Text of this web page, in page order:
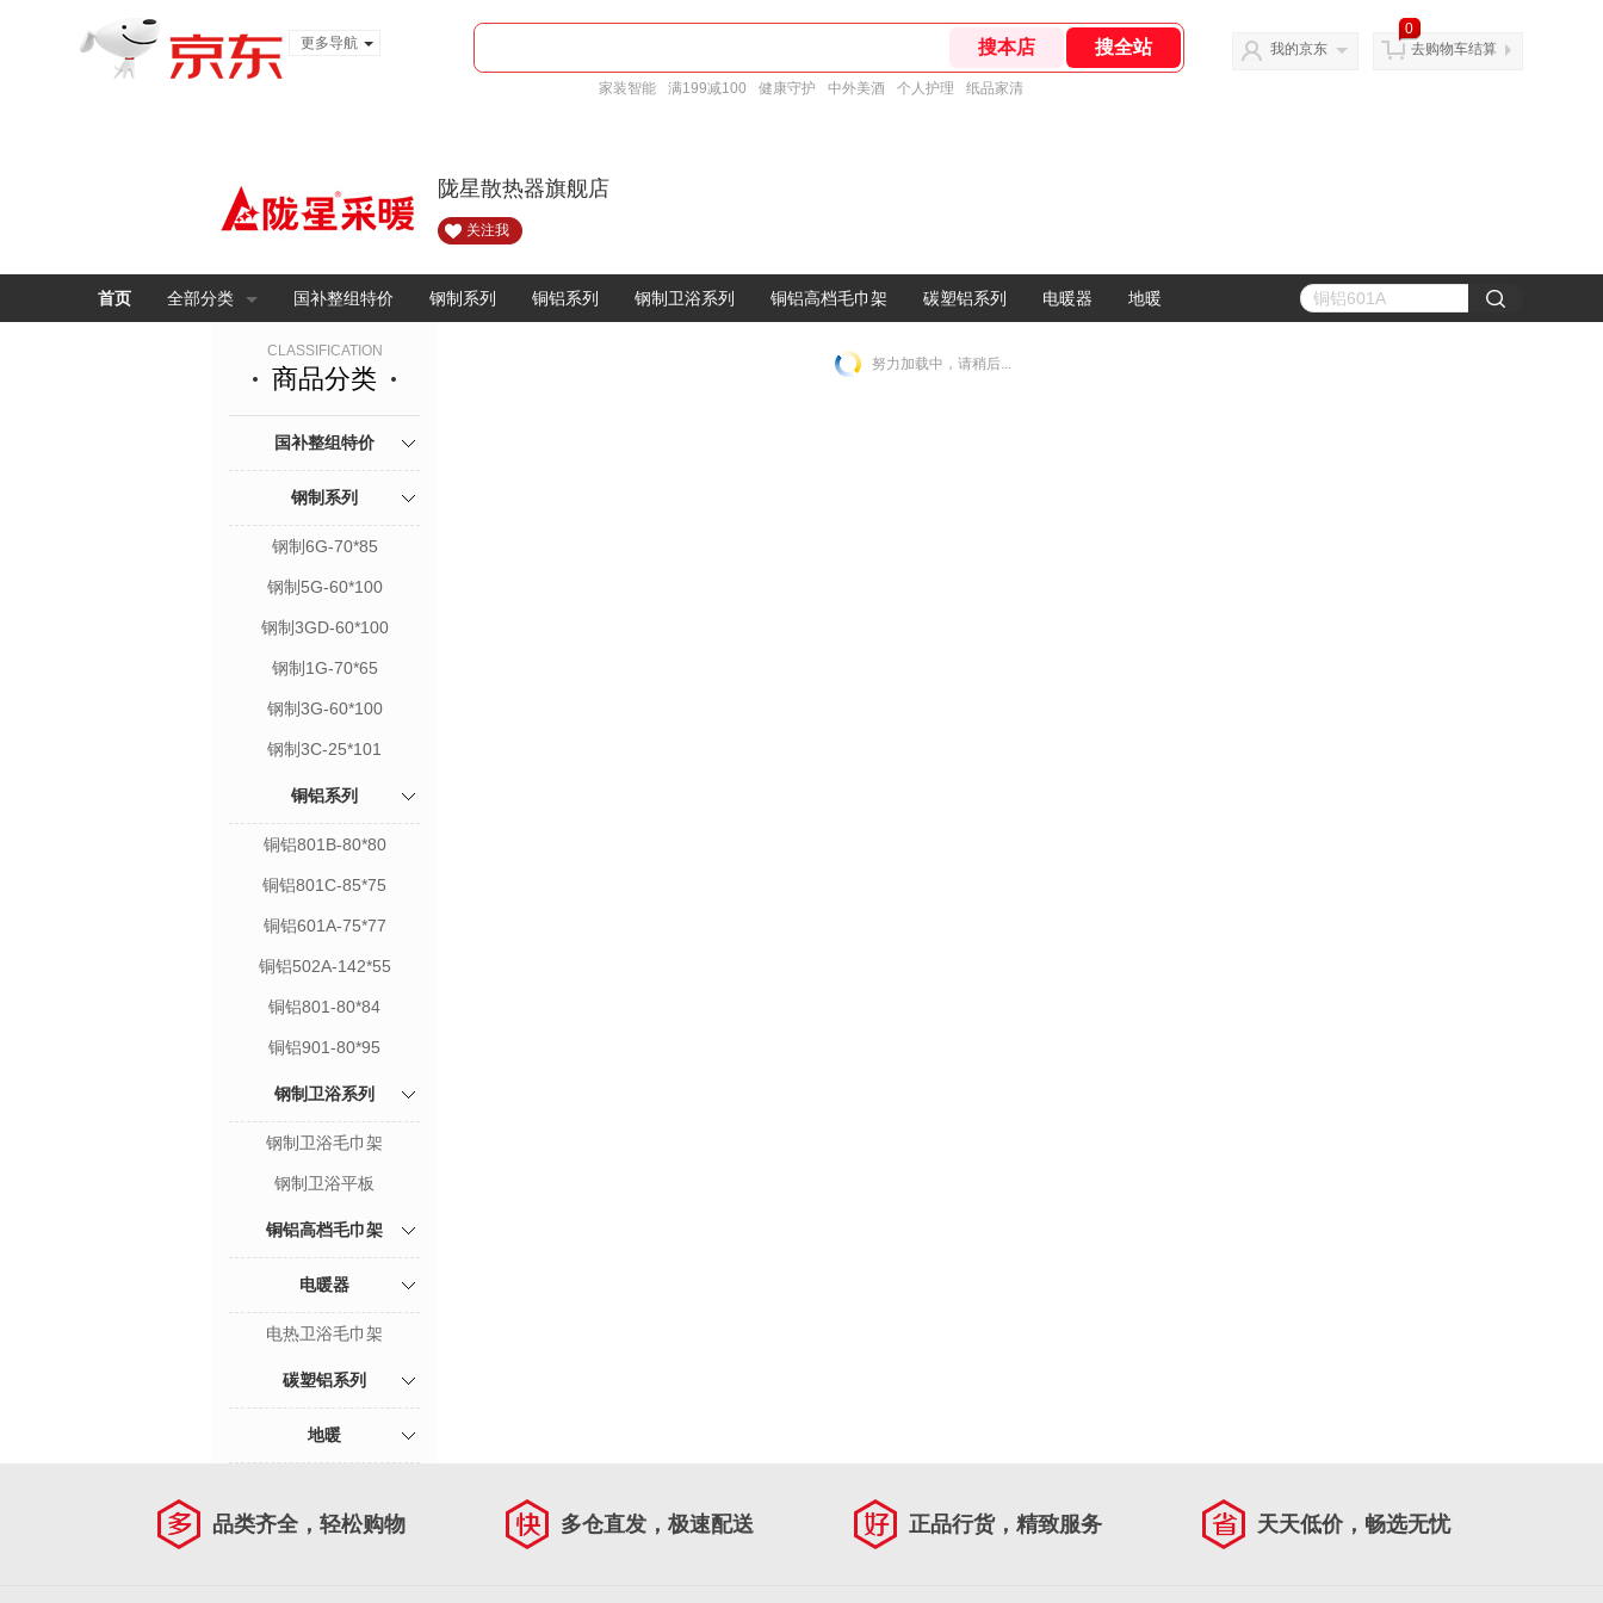
更多导航
家装智能 满199减100 健康守护 中外美酒 个人护理 纸品家清
我的京东
0
去购物车结算
陇星散热器旗舰店
关注我
首页 全部分类 国补整组特价 钢制系列 铜铝系列 钢制卫浴系列 铜铝高档毛巾架 碳塑铝系列 电暖器 地暖
CLASSIFICATION
商品分类
国补整组特价
钢制系列
钢制6G-70*85
钢制5G-60*100
钢制3GD-60*100
钢制1G-70*65
钢制3G-60*100
钢制3C-25*101
铜铝系列
铜铝801B-80*80
铜铝801C-85*75
铜铝601A-75*77
铜铝502A-142*55
铜铝801-80*84
铜铝901-80*95
钢制卫浴系列
钢制卫浴毛巾架
钢制卫浴平板
铜铝高档毛巾架
电暖器
电热卫浴毛巾架
碳塑铝系列
地暖
努力加载中，请稍后...
品类齐全，轻松购物 多仓直发，极速配送 正品行货，精致服务 天天低价，畅选无忧